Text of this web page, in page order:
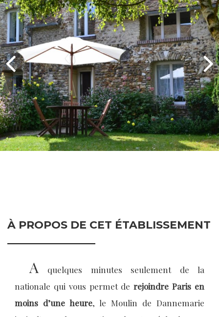
À PROPOS DE CET ÉTABLISSEMENT
A quelques minutes seulement de la
nationale qui vous permet derejoindre Paris en
moins d’une heure, le Moulin de Dannemarie